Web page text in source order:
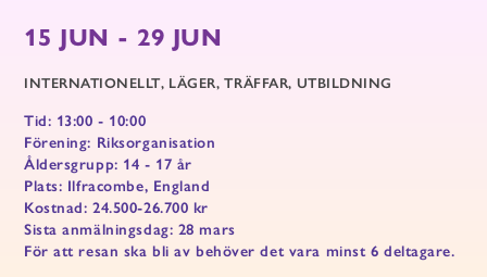
15 JUN - 29 JUN
INTERNATIONELLT LÄGER TRÄFFAR UTBILDNING
Tid: 13:00 - 10:00
Förening: Riksorganisation
Åldersgrupp: 14 - 17 år
Plats: Ilfracombe, England
Kostnad: 24.500-26.700 kr
Sista anmälningsdag: 28 mars
För att resan ska bli av behöver det vara minst 6 deltagare.